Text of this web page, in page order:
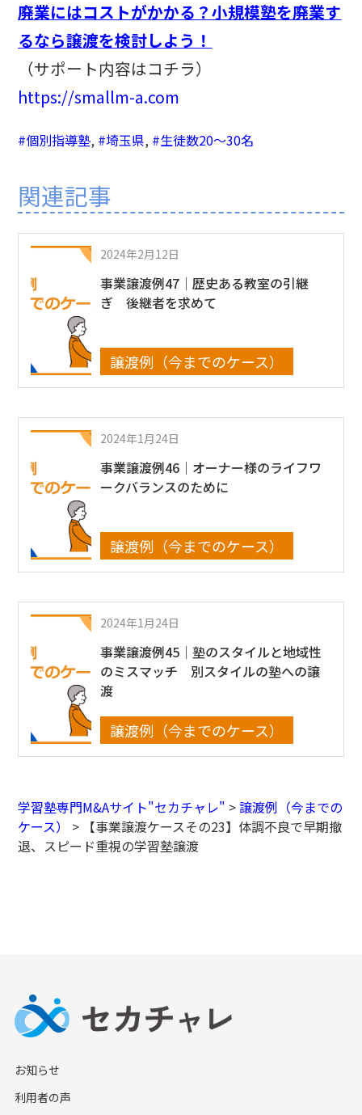
廃業にはコストがかかる？小規模塾を廃業す
るなら譲渡を検討しよう！
（サポート内容はコチラ）
https://smallm-a.com
#個別指導塾, #埼玉県, #生徒数20〜30名
関連記事
2024年2月12日
事業譲渡例47｜歴史ある教室の引継
ぎ 後継者を求めて
譲渡例（今までのケース）
2024年1月24日
事業譲渡例46｜オーナー様のライフワ
ークバランスのために
譲渡例（今までのケース）
2024年1月24日
事業譲渡例45｜塾のスタイルと地域性
のミスマッチ 別スタイルの塾への譲
渡
譲渡例（今までのケース）
学習塾専門M&Aサイト"セカチャレ" >譲渡例（今までの
ケース）
> 【事業譲渡ケースその23】体調不良で早期撤
退、スピード重視の学習塾譲渡
お知らせ
利用者の声